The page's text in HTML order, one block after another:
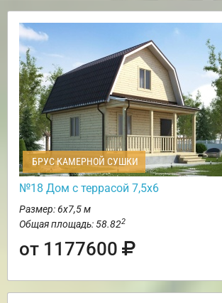
БРУС КАМЕРНОЙ СУШКИ
№18 Дом с террасой 7,5х6
Размер: 6х7,5 м
Общая площадь: 58.822
от 1177600